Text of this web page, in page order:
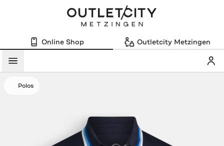
Online Shop Outletcity Metzingen
Menü
Polos